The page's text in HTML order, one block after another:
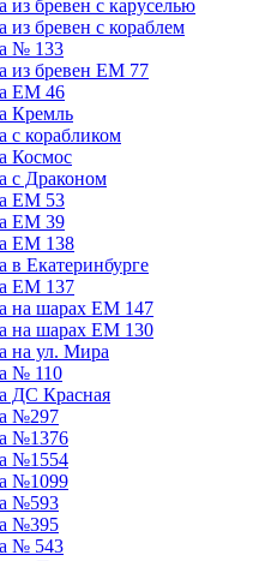
из бревен с каруселью
из бревен с кораблем
№ 133
из бревен ЕМ 77
ЕМ 46
Кремль
с корабликом
Космос
с Драконом
ЕМ 53
ЕМ 39
ЕМ 138
в Екатеринбурге
ЕМ 137
на шарах ЕМ 147
на шарах ЕМ 130
на ул. Мира
№ 110
ДС Красная
№297
№1376
№1554
№1099
№593
№395
№ 543